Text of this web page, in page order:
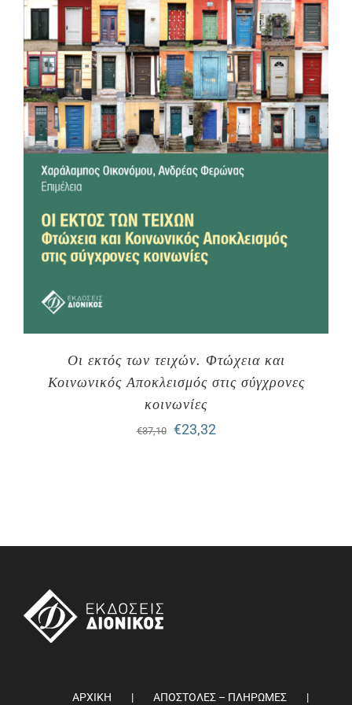
Οι εκτός των τειχών. Φτώχεια και
Κοινωνικός Αποκλεισμός στις σύγχρονες
κοινωνίες
€37,10
Original
€23,32Η
ΑΡΧΙΚΗ ΑΠΟΣΤΟΛΕΣ – ΠΛΗΡΩΜΕΣ